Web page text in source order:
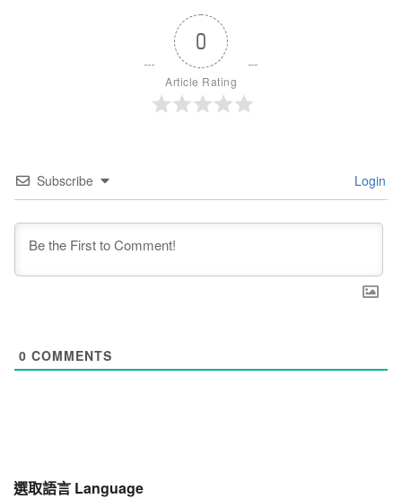
0
Article Rating
Subscribe Login
0 COMMENTS
選取語言 Language